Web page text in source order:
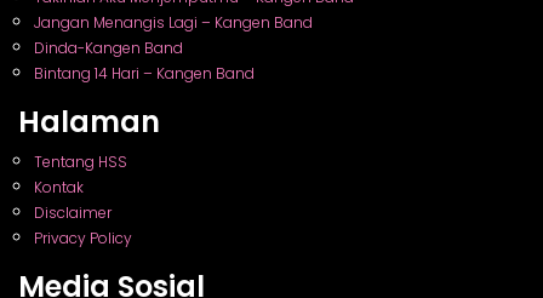
Jangan Menangis Lagi – Kangen Band
Dinda-Kangen Band
Bintang 14 Hari – Kangen Band
Halaman
Tentang HSS
Kontak
Disclaimer
Privacy Policy
Media Sosial